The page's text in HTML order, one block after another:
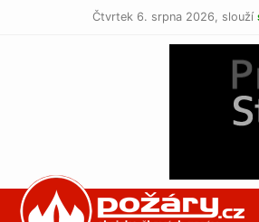
Čtvrtek 6. srpna 2026, slouží
POŽÁRY.cz